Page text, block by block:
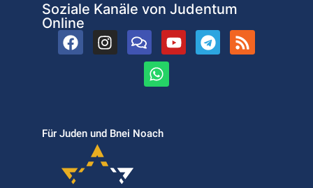
Soziale Kanäle von Judentum
Online
Für Juden und Bnei Noach